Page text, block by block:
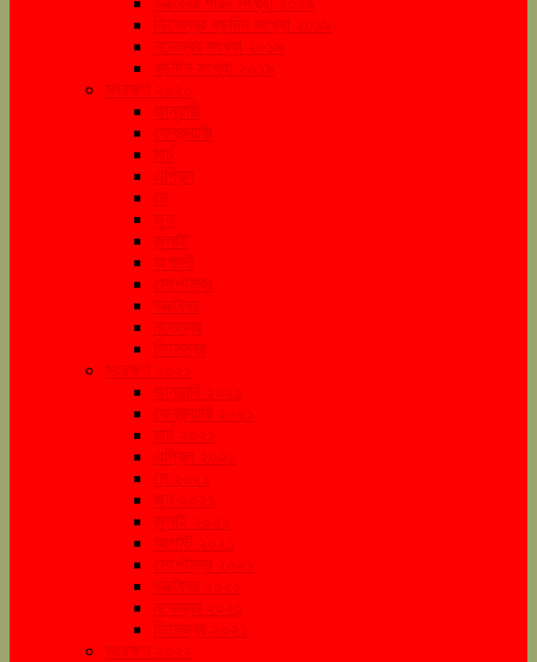
ডিসেম্বর বড়দিন সংখ্যা ২০১৯
নভেম্বর সংখ্যা ২০১৯
বড়দিন সংখ্যা ২০১৯
সংরক্ষণ ২০২০
জানুয়ারী
ফেব্রুয়ারী
মার্চ
এপ্রিল
মে
জুন
জুলাই
অগাস্ট
সেপ্টেম্বর
অক্টোবর
নভেম্বর
ডিসেম্বর
সংরক্ষণ ২০২১
জানুয়ারি ২০২১
ফেব্রুয়ারি ২০২১
মার্চ ২০২১
এপ্রিল ২০২১
মে ২০২১
জুন ২০২১
জুলাই ২০২১
আগস্ট ২০২১
সেপ্টেম্বর ২০২১
অক্টোবর ২০২১
নভেম্বর ২০২১
ডিসেম্বর ২০২১
সংরক্ষণ ২০২২